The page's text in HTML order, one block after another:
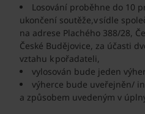
Losování proběhne do 10
ukončení soutěže,v sídle
na adrese Plachého 388/28,
České Budějovice, za účasti
vztahu k pořadateli,
vylosován bude jeden
výherce bude uveřejněn/
a způsobem uvedeným v